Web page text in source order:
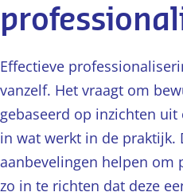
Effectieve
vanzelf. Het vraagt om
gebaseerd op inzichten
in wat werkt in de praktijk.
aanbevelingen helpen om
zo in te richten dat deze